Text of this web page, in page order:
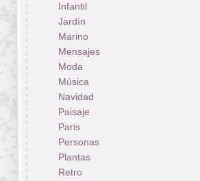
Infantil
Jardín
Marino
Mensajes
Moda
Música
Navidad
Paisaje
Paris
Personas
Plantas
Retro